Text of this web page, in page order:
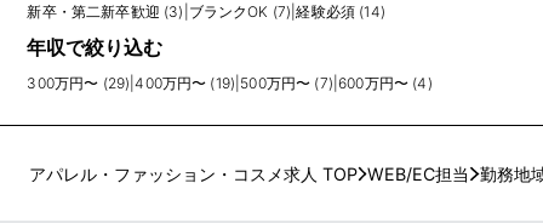
新卒・第二新卒歓迎 (3) ブランクOK (7) |経験必須 (14)
年収で絞り込む
300万円〜 (29) |400万円〜 (19) 500万円〜 (7) |600万円〜 (4)
アパレル・ファッション・コスメ求人 TOP WEB/EC担当 勤務地